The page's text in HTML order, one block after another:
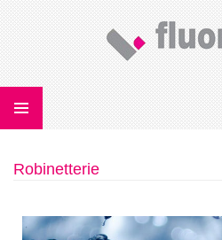
Robinetterie